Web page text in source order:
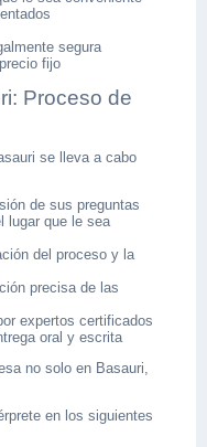
segura
fijo
Proceso de
se lleva a cabo
de sus preguntas
lugar que le sea
del proceso y la
precisa de las
expertos certificados
oral y escrita
no solo en Basauri,
en los siguientes